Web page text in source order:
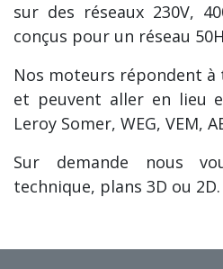
sur des réseaux 230V,
conçus pour un réseau
Nos moteurs répondent à
et peuvent aller en lieu
Leroy Somer, WEG, VEM,
Sur demande nous
technique, plans 3D ou 2D.